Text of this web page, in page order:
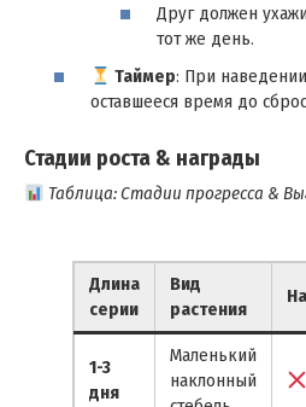
Друг должен
тот же день.
Таймер: При
оставшееся время до
Стадии роста & награды
Таблица: Стадии прогресса &
Длина
серии
Вид
растения
1-3
дня
Маленький
наклонный